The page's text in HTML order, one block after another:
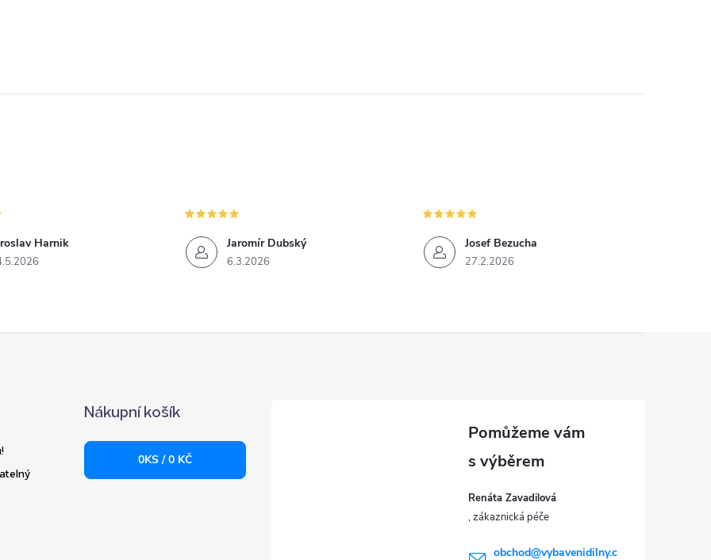
Harnik Jaromír Dubský
6.3.2026
Josef Bezucha
27.2.2026
Nákupní košík
0KS /0 KČ
Renáta Zavadilová
obchod@vybavenidilny.c